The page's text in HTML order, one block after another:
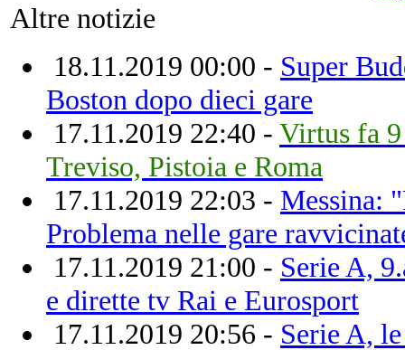
Altre notizie
18.11.2019 00:00 - Super
Boston dopo dieci gare
17.11.2019 22:40 - Virtus fa
Treviso, Pistoia e Roma
17.11.2019 22:03 - Messina:
Problema nelle gare
17.11.2019 21:00 - Serie A,
e dirette tv Rai e Eurosport
17.11.2019 20:56 - Serie A,